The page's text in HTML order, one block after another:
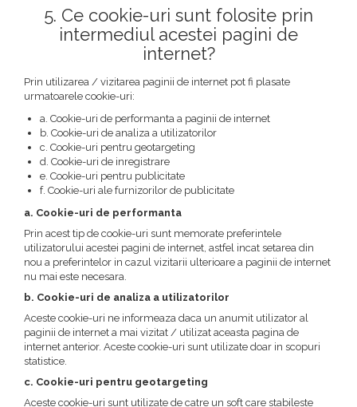
5. Ce cookie-uri sunt folosite prin
intermediul acestei pagini de
internet?
Prin utilizarea / vizitarea paginii de internet pot fi plasate
urmatoarele cookie-uri:
a. Cookie-uri de performanta a paginii de internet
b. Cookie-uri de analiza a utilizatorilor
c. Cookie-uri pentru geotargeting
d. Cookie-uri de inregistrare
e. Cookie-uri pentru publicitate
f. Cookie-uri ale furnizorilor de publicitate
a. Cookie-uri de performanta
Prin acest tip de cookie-uri sunt memorate preferintele
utilizatorului acestei pagini de internet, astfel incat setarea din
nou a preferintelor in cazul vizitarii ulterioare a paginii de internet
nu mai este necesara.
b. Cookie-uri de analiza a utilizatorilor
Aceste cookie-uri ne informeaza daca un anumit utilizator al
paginii de internet a mai vizitat / utilizat aceasta pagina de
internet anterior. Aceste cookie-uri sunt utilizate doar in scopuri
statistice.
c. Cookie-uri pentru geotargeting
Aceste cookie-uri sunt utilizate de catre un soft care stabileste